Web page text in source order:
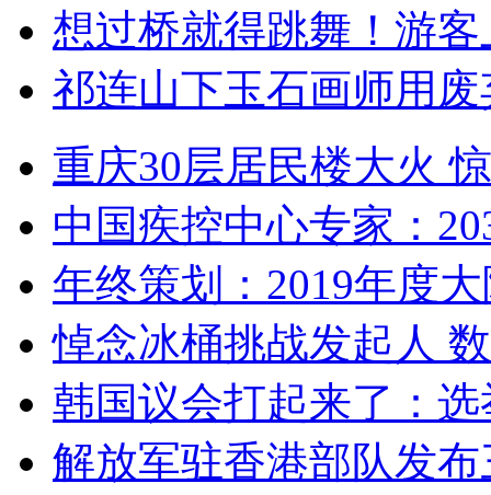
想过桥就得跳舞！游客
祁连山下玉石画师用
重庆30层居民楼大火
中国疾控中心专家：
年终策划：2019年度
悼念冰桶挑战发起人
韩国议会打起来了：
解放军驻香港部队发